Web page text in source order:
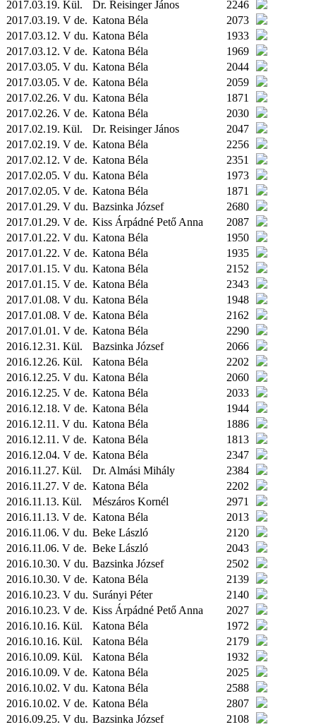
2017.03.19. Kül. Dr. Reisinger János
2246
2017.03.19. V de. Katona Béla
2073
2017.03.12. V du. Katona Béla
1933
2017.03.12. V de. Katona Béla
1969
2017.03.05. V du. Katona Béla
2044
2017.03.05. V de. Katona Béla
2059
2017.02.26. V du. Katona Béla
1871
2017.02.26. V de. Katona Béla
2030
2017.02.19. Kül. Dr. Reisinger János
2047
2017.02.19. V de. Katona Béla
2256
2017.02.12. V de. Katona Béla
2351
2017.02.05. V du. Katona Béla
1973
2017.02.05. V de. Katona Béla
1871
2017.01.29. V du. Bazsinka József
2680
2017.01.29. V de. Kiss Árpádné Pető Anna
2087
2017.01.22. V du. Katona Béla
1950
2017.01.22. V de. Katona Béla
1935
2017.01.15. V du. Katona Béla
2152
2017.01.15. V de. Katona Béla
2343
2017.01.08. V du. Katona Béla
1948
2017.01.08. V de. Katona Béla
2162
2017.01.01. V de. Katona Béla
2290
2016.12.31. Kül. Bazsinka József
2066
2016.12.26. Kül. Katona Béla
2202
2016.12.25. V du. Katona Béla
2060
2016.12.25. V de. Katona Béla
2033
2016.12.18. V de. Katona Béla
1944
2016.12.11. V du. Katona Béla
1886
2016.12.11. V de. Katona Béla
1813
2016.12.04. V de. Katona Béla
2347
2016.11.27. Kül. Dr. Almási Mihály
2384
2016.11.27. V de. Katona Béla
2202
2016.11.13. Kül. Mészáros Kornél
2971
2016.11.13. V de. Katona Béla
2013
2016.11.06. V du. Beke László
2120
2016.11.06. V de. Beke László
2043
2016.10.30. V du. Bazsinka József
2502
2016.10.30. V de. Katona Béla
2139
2016.10.23. V du. Surányi Péter
2140
2016.10.23. V de. Kiss Árpádné Pető Anna
2027
2016.10.16. Kül. Katona Béla
1972
2016.10.16. Kül. Katona Béla
2179
2016.10.09. Kül. Katona Béla
1932
2016.10.09. V de. Katona Béla
2025
2016.10.02. V du. Katona Béla
2588
2016.10.02. V de. Katona Béla
2807
2016.09.25. V du. Bazsinka József
2108